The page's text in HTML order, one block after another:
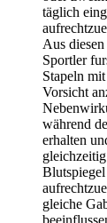
täglich
Aus
Sportler
Stapeln mit
Vorsicht
während
erhalten
Blutspiegel
gleiche